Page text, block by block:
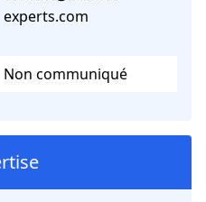
experts.com
Non communiqué